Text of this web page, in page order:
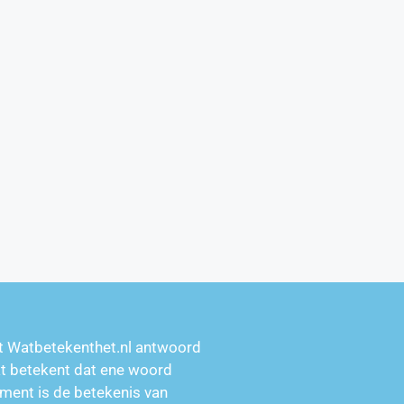
Watbetekenthet.nl antwoord
betekent dat ene woord
is de betekenis van